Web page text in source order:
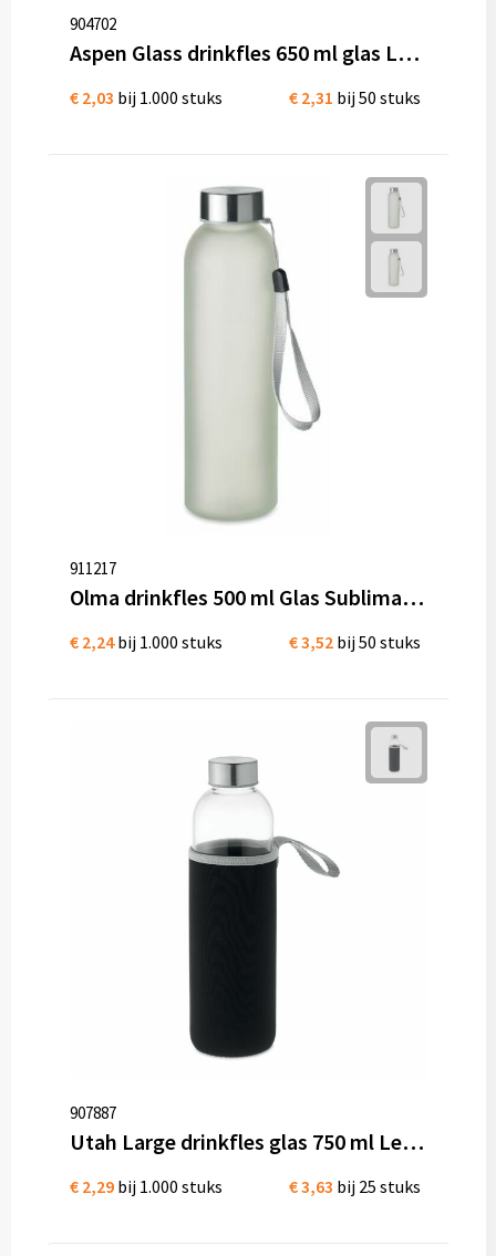
904702
Aspen Glass drinkfles 650 ml glas Lekvrij
€ 2,03 bij 1.000 stuks € 2,31 bij 50 stuks
911217
Olma drinkfles 500 ml Glas Sublimatie optie
€ 2,24 bij 1.000 stuks € 3,52 bij 50 stuks
907887
Utah Large drinkfles glas 750 ml Lekvrij
€ 2,29 bij 1.000 stuks € 3,63 bij 25 stuks